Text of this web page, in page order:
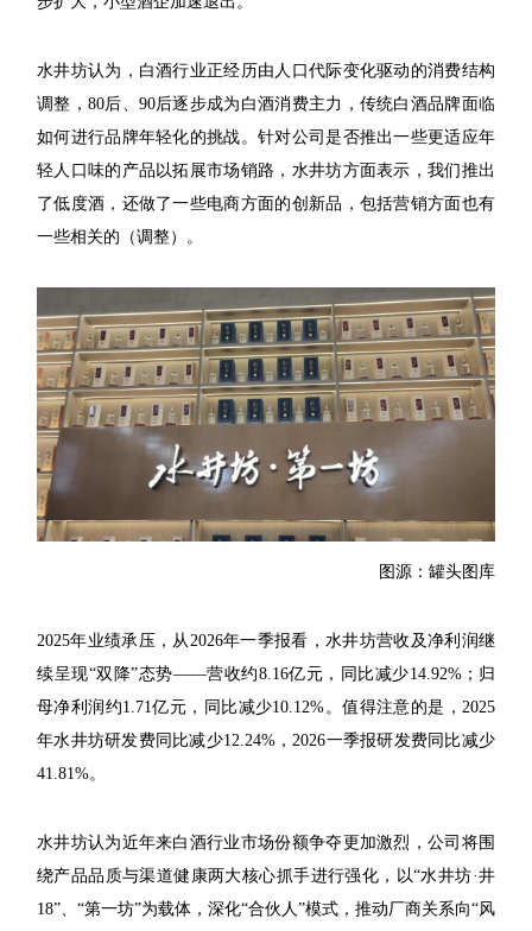
水井坊认为，白酒行业正经历由人口代际变化驱动的消费结构
调整，80后、90后逐步成为白酒消费主力，传统白酒品牌面临
如何进行品牌年轻化的挑战。针对公司是否推出一些更适应年
轻人口味的产品以拓展市场销路，水井坊方面表示，我们推出
了低度酒，还做了一些电商方面的创新品，包括营销方面也有
一些相关的（调整）。
图源：罐头图库
2025年业绩承压，从2026年一季报看，水井坊营收及净利润继
续呈现“双降”态势——营收约8.16亿元，同比减少14.92%；归
母净利润约1.71亿元，同比减少10.12%。值得注意的是，2025
年水井坊研发费同比减少12.24%，2026一季报研发费同比减少
41.81%。
水井坊认为近年来白酒行业市场份额争夺更加激烈，公司将围
绕产品品质与渠道健康两大核心抓手进行强化，以“水井坊·井
18”、“第一坊”为载体，深化“合伙人”模式，推动厂商关系向“风